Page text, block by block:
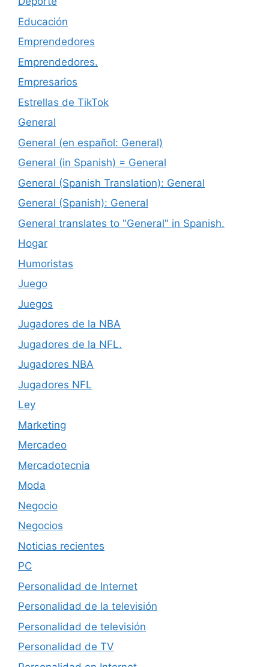
Educación
Emprendedores
Emprendedores.
Empresarios
Estrellas de TikTok
General
General (en español: General)
General (in Spanish) = General
General (Spanish Translation): General
General (Spanish): General
General translates to "General" in Spanish.
Hogar
Humoristas
Juego
Juegos
Jugadores de la NBA
Jugadores de la NFL.
Jugadores NBA
Jugadores NFL
Ley
Marketing
Mercadeo
Mercadotecnia
Moda
Negocio
Negocios
Noticias recientes
PC
Personalidad de Internet
Personalidad de la televisión
Personalidad de televisión
Personalidad de TV